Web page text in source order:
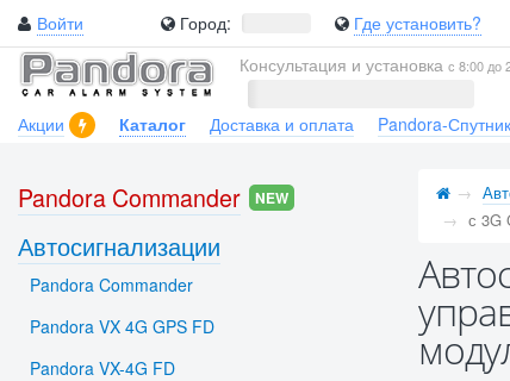
Войти Город: Где установить?
Консультация и установка с 8:00 до
Акции
Каталог Доставка и оплата Pandora-Спутник
с 3G
Pandora Commander NEW
Автосигнализации
Pandora Commander
Pandora VX 4G GPS FD
Pandora VX-4G FD